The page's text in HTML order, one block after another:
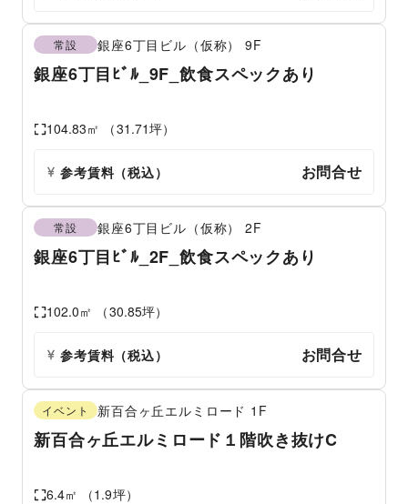
常設 銀座6丁目ビル（仮称） 9F
銀座6丁目ﾋﾞﾙ_9F_飲食スペックあり
104.83㎡ （31.71坪）
参考賃料（税込） お問合せ
常設 銀座6丁目ビル（仮称） 2F
銀座6丁目ﾋﾞﾙ_2F_飲食スペックあり
102.0㎡ （30.85坪）
参考賃料（税込） お問合せ
イベント 新百合ヶ丘エルミロード 1F
新百合ヶ丘エルミロード１階吹き抜けC
6.4㎡ （1.9坪）